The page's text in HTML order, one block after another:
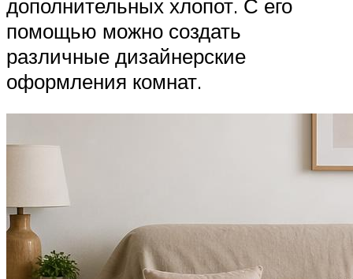
дополнительных хлопот. С его
помощью можно создать
различные дизайнерские
оформления комнат.